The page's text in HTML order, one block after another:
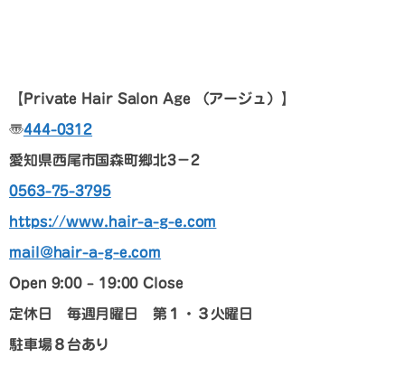
【Private Hair Salon Age （アージュ）】
〠444-0312
愛知県西尾市国森町郷北3－2
0563-75-3795
https://www.hair-a-g-e.com
mail@hair-a-g-e.com
Open 9:00 – 19:00 Close
定休日 毎週月曜日 第１・３火曜日
駐車場８台あり